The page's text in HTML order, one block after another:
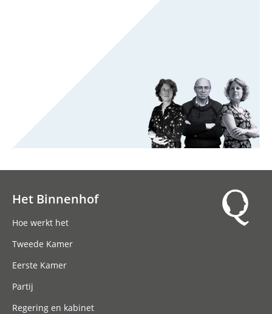
Het Binnenhof
Hoe werkt het
Tweede Kamer
Eerste Kamer
Partij
Regering en kabinet